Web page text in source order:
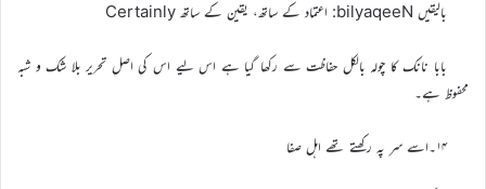
بالیقیں bilyaqeeN: اعتماد کے ساتھ، یقین کے ساتھ Certainly
بابا نانک کا چولہ بالکل حفاظت سے رکھا گیا ہے اس لیے اس کی اصل تحریر بلا شک و شبہ
محفوظ ہے۔
۱۴۔اسے سر پہ رکھتے تھے اہل صفا